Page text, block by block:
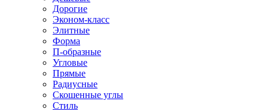
Дорогие
Эконом-класс
Элитные
Форма
П-образные
Угловые
Прямые
Радиусные
Скошенные углы
Стиль